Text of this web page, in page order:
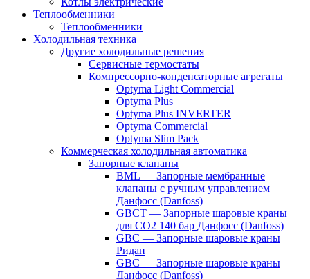
Теплообменники
Теплообменники
Холодильная техника
Другие холодильные решения
Сервисные термостаты
Компрессорно-конденсаторные агрегаты
Optyma Light Commercial
Optyma Plus
Optyma Plus INVERTER
Optyma Commercial
Optyma Slim Pack
Коммерческая холодильная автоматика
Запорные клапаны
BML — Запорные мембранные
клапаны с ручным управлением
Данфосс (Danfoss)
GBCT — Запорные шаровые краны
для CO2 140 бар Данфосс (Danfoss)
GBC — Запорные шаровые краны
Ридан
GBC — Запорные шаровые краны
Данфосс (Danfoss)